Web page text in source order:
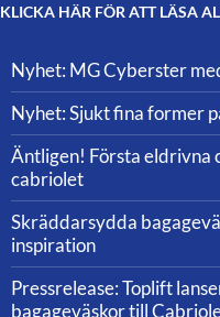
KLICKA HÄR FÖR ATT LÄSA
Nyhet: MG Cyberster
Nyhet: Sjukt fina former
Äntligen! Första eldrivna
cabriolet
Skräddarsydda
inspiration
Pressrelease: Toplift
bagageväskor till